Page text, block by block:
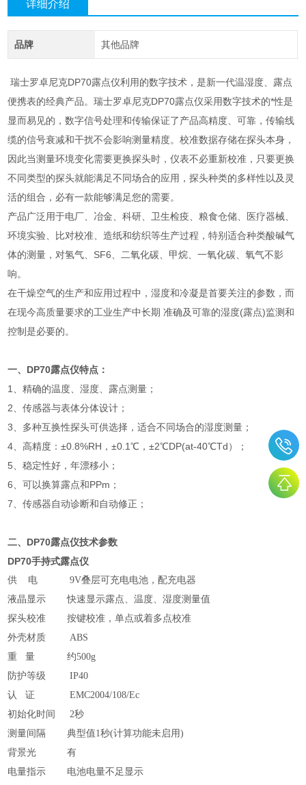
详细介绍
品牌 其他品牌
瑞士罗卓尼克DP70露点仪利用的数字技术，是新一代温湿度、露点
便携表的经典产品。瑞士罗卓尼克DP70露点仪采用数字技术的*性是
显而易见的，数字信号处理和传输保证了产品高精度、可靠，传输线
缆的信号衰减和干扰不会影响测量精度。校准数据存储在探头本身，
因此当测量环境变化需要更换探头时，仪表不必重新校准，只要更换
不同类型的探头就能满足不同场合的应用，探头种类的多样性以及灵
活的组合，必有一款能够满足您的需要。
产品广泛用于电厂、冶金、科研、卫生检疫、粮食仓储、医疗器械、
环境实验、比对校准、造纸和纺织等生产过程，特别适合种类酸碱气
体的测量，对氢气、SF6、二氧化碳、甲烷、一氧化碳、氧气不影
响。
在干燥空气的生产和应用过程中，湿度和冷凝是首要关注的参数，而
在现今高质量要求的工业生产中长期 准确及可靠的湿度(露点)监测和
控制是必要的。
一、DP70露点仪特点：
1、精确的温度、湿度、露点测量；
2、传感器与表体分体设计；
3、多种互换性探头可供选择，适合不同场合的湿度测量；
4、高精度：±0.8%RH，±0.1℃，±2℃DP(at-40℃Td）；
5、稳定性好，年漂移小；
6、可以换算露点和PPm；
7、传感器自动诊断和自动修正；
二、DP70露点仪技术参数
DP70手持式露点仪
供 电
9V叠层可充电电池，配充电器
液晶显示
快速显示露点、温度、湿度测量值
探头校准
按键校准，单点或着多点校准
外壳材质
ABS
重 量
约500g
防护等级
IP40
认 证
EMC2004/108/Ec
初始化时间
2秒
测量间隔
典型值1秒(计算功能未启用)
背景光
有
电量指示
电池电量不足显示